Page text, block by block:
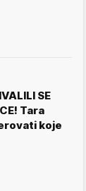
SE
Tara
koje